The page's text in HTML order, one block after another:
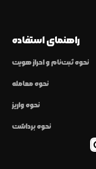
راهنمای استفاده
نحوه ثبت‌نام و احراز هویت
نحوه معامله
نحوه واریز
نحوه برداشت